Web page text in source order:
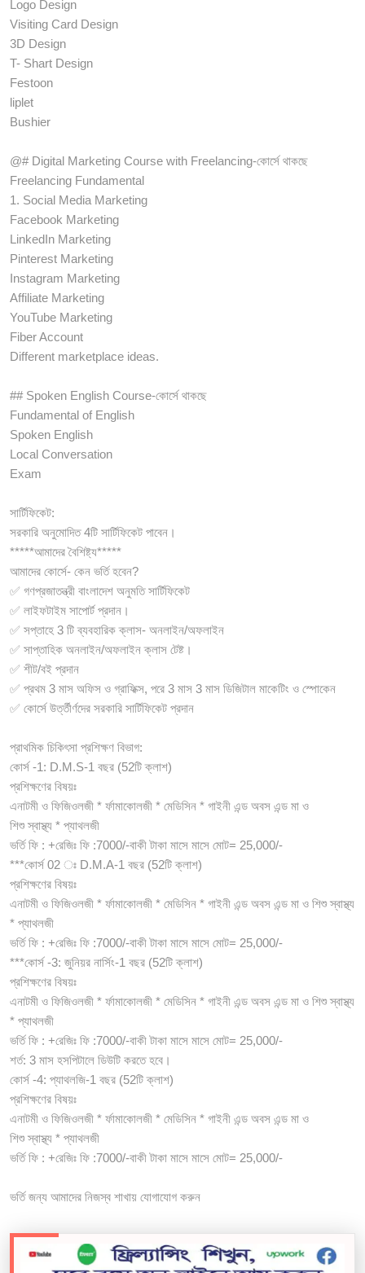
Logo Design
Visiting Card Design
3D Design
T- Shart Design
Festoon
liplet
Bushier
@# Digital Marketing Course with Freelancing-কোর্সে থাকছে
Freelancing Fundamental
1. Social Media Marketing
Facebook Marketing
LinkedIn Marketing
Pinterest Marketing
Instagram Marketing
Affiliate Marketing
YouTube Marketing
Fiber Account
Different marketplace ideas.
## Spoken English Course-কোর্সে থাকছে
Fundamental of English
Spoken English
Local Conversation
Exam
সার্টিফিকেট:
সরকারি অনুমোদিত 4টি সার্টিফিকেট পাবেন।
*****আমাদের বৈশিষ্ট্য*****
আমাদের কোর্সে- কেন ভর্তি হবেন?
✅ গণপ্রজাতন্ত্রী বাংলাদেশ অনুমতি সার্টিফিকেট
✅ লাইফটাইম সাপোর্ট প্রদান।
✅ সপ্তাহে 3 টি ব্যবহারিক ক্লাস- অনলাইন/অফলাইন
✅ সাপ্তাহিক অনলাইন/অফলাইন ক্লাস টেষ্ট।
✅ শীট/বই প্রদান
✅ প্রথম 3 মাস অফিস ও গ্রাফিক্স, পরে 3 মাস 3 মাস ডিজিটাল মাকেটিং ও স্পোকেন
✅ কোর্সে উর্ত্তীর্ণদের সরকারি সার্টিফিকেট প্রদান
প্রাথমিক চিকিৎসা প্রশিক্ষণ বিভাগ:
কোর্স -1: D.M.S-1 বছর (52টি ক্লাশ)
প্রশিক্ষণের বিষয়ঃ
এনাটমী ও ফিজিওলজী * র্ফামাকোলজী * মেডিসিন * গাইনী এন্ড অবস এন্ড মা ও
শিশু স্বাস্থ্য * প্যাথলজী
ভর্তি ফি : +রেজিঃ ফি :7000/-বাকী টাকা মাসে মাসে মোট= 25,000/-
***কোর্স 02 ঃ D.M.A-1 বছর (52টি ক্লাশ)
প্রশিক্ষণের বিষয়ঃ
এনাটমী ও ফিজিওলজী * র্ফামাকোলজী * মেডিসিন * গাইনী এন্ড অবস এন্ড মা ও শিশু স্বাস্থ্য
* প্যাথলজী
ভর্তি ফি : +রেজিঃ ফি :7000/-বাকী টাকা মাসে মাসে মোট= 25,000/-
***কোর্স -3: জুনিয়র নার্সিং-1 বছর (52টি ক্লাশ)
প্রশিক্ষণের বিষয়ঃ
এনাটমী ও ফিজিওলজী * র্ফামাকোলজী * মেডিসিন * গাইনী এন্ড অবস এন্ড মা ও শিশু স্বাস্থ্য
* প্যাথলজী
ভর্তি ফি : +রেজিঃ ফি :7000/-বাকী টাকা মাসে মাসে মোট= 25,000/-
শর্ত: 3 মাস হসপিটালে ডিউটি করতে হবে।
কোর্স -4: প্যাথলজি-1 বছর (52টি ক্লাশ)
প্রশিক্ষণের বিষয়ঃ
এনাটমী ও ফিজিওলজী * র্ফামাকোলজী * মেডিসিন * গাইনী এন্ড অবস এন্ড মা ও
শিশু স্বাস্থ্য * প্যাথলজী
ভর্তি ফি : +রেজিঃ ফি :7000/-বাকী টাকা মাসে মাসে মোট= 25,000/-
ভর্তি জন্য আমাদের নিজস্ব শাখায় যোগাযোগ করুন